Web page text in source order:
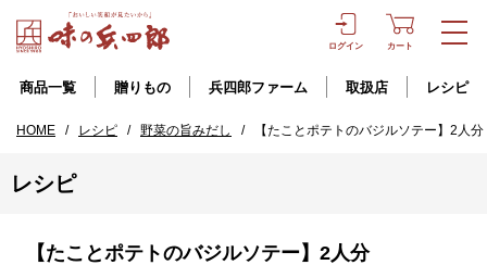
ログイン カート
商品一覧 贈りもの 兵四郎ファーム 取扱店 レシピ
HOME / レシピ / 野菜の旨みだし / 【たことポテトのバジルソテー】2人分
レシピ
【たことポテトのバジルソテー】2人分